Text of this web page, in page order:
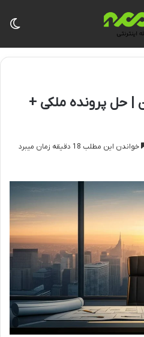
| حل پرونده ملکی +
خواندن این مطلب 18 دقیقه زمان میبرد